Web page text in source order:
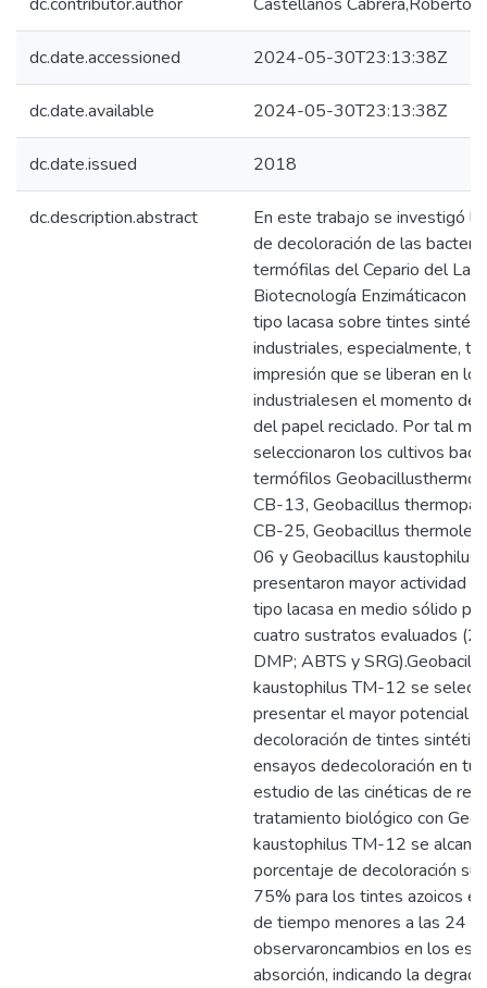
dc.date.accessioned 2024-05-30T23:13:38Z
dc.date.available 2024-05-30T23:13:38Z
dc.date.issued 2018
dc.description.abstract
En este trabajo se investigó la
de decoloración de las
termófilas del Cepario del
Biotecnología Enzimáticacon
tipo lacasa sobre tintes
industriales, especialmente,
impresión que se liberan en
industrialesen el momento
del papel reciclado. Por tal
seleccionaron los cultivos
termófilos
CB-13, Geobacillus
CB-25, Geobacillus
06 y Geobacillus kaustophilus
presentaron mayor actividad
tipo lacasa en medio sólido
cuatro sustratos evaluados
DMP; ABTS y
kaustophilus TM-12 se
presentar el mayor potencial
decoloración de tintes
ensayos dedecoloración en
estudio de las cinéticas de
tratamiento biológico con
kaustophilus TM-12 se
porcentaje de decoloración
75% para los tintes azoicos
de tiempo menores a las 24
observaroncambios en los
absorción, indicando la